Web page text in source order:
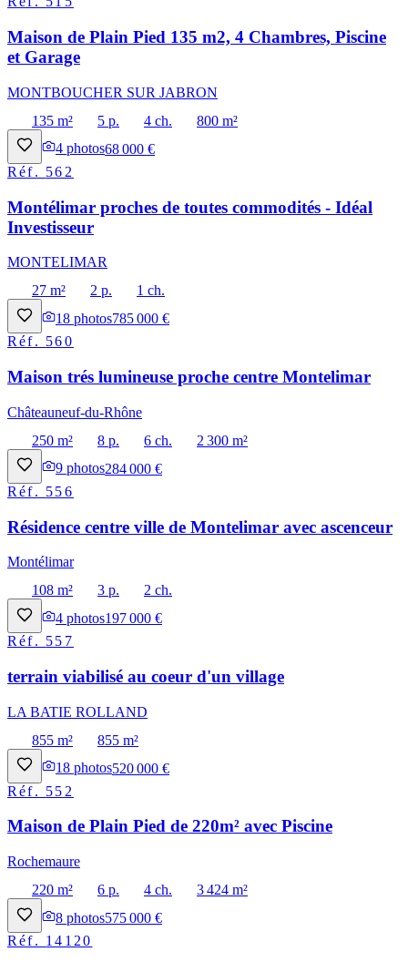
Maison de Plain Pied 135 m2, 4 Chambres, Piscine
et Garage
MONTBOUCHER SUR JABRON
135 m²
5 p. 4 ch.
800 m²
4 photos68 000 €
Réf. 562
Montélimar proches de toutes commodités - Idéal
Investisseur
MONTELIMAR
27 m²
2 p.
1 ch.
18 photos785 000 €
Réf. 560
Maison trés lumineuse proche centre Montelimar
Châteauneuf-du-Rhône
250 m²
8 p. 6 ch.
2 300 m²
9 photos284 000 €
Réf. 556
Résidence centre ville de Montelimar avec ascenceur
Montélimar
108 m²
3 p.
2 ch.
4 photos197 000 €
Réf. 557
terrain viabilisé au coeur d'un village
LA BATIE ROLLAND
855 m²
855 m²
18 photos520 000 €
Réf. 552
Maison de Plain Pied de 220m² avec Piscine
Rochemaure
220 m²
6 p. 4 ch.
3 424 m²
8 photos575 000 €
Réf. 14120